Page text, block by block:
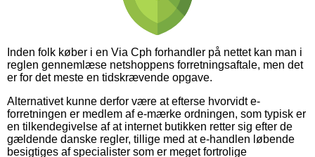
Inden folk køber i en Via Cph forhandler på nettet kan man i
reglen gennemlæse netshoppens forretningsaftale, men det
er for det meste en tidskrævende opgave.
Alternativet kunne derfor være at efterse hvorvidt e-
forretningen er medlem af e-mærke ordningen, som typisk er
en tilkendegivelse af at internet butikken retter sig efter de
gældende danske regler, tillige med at e-handlen løbende
besigtiges af specialister som er meget fortrolige